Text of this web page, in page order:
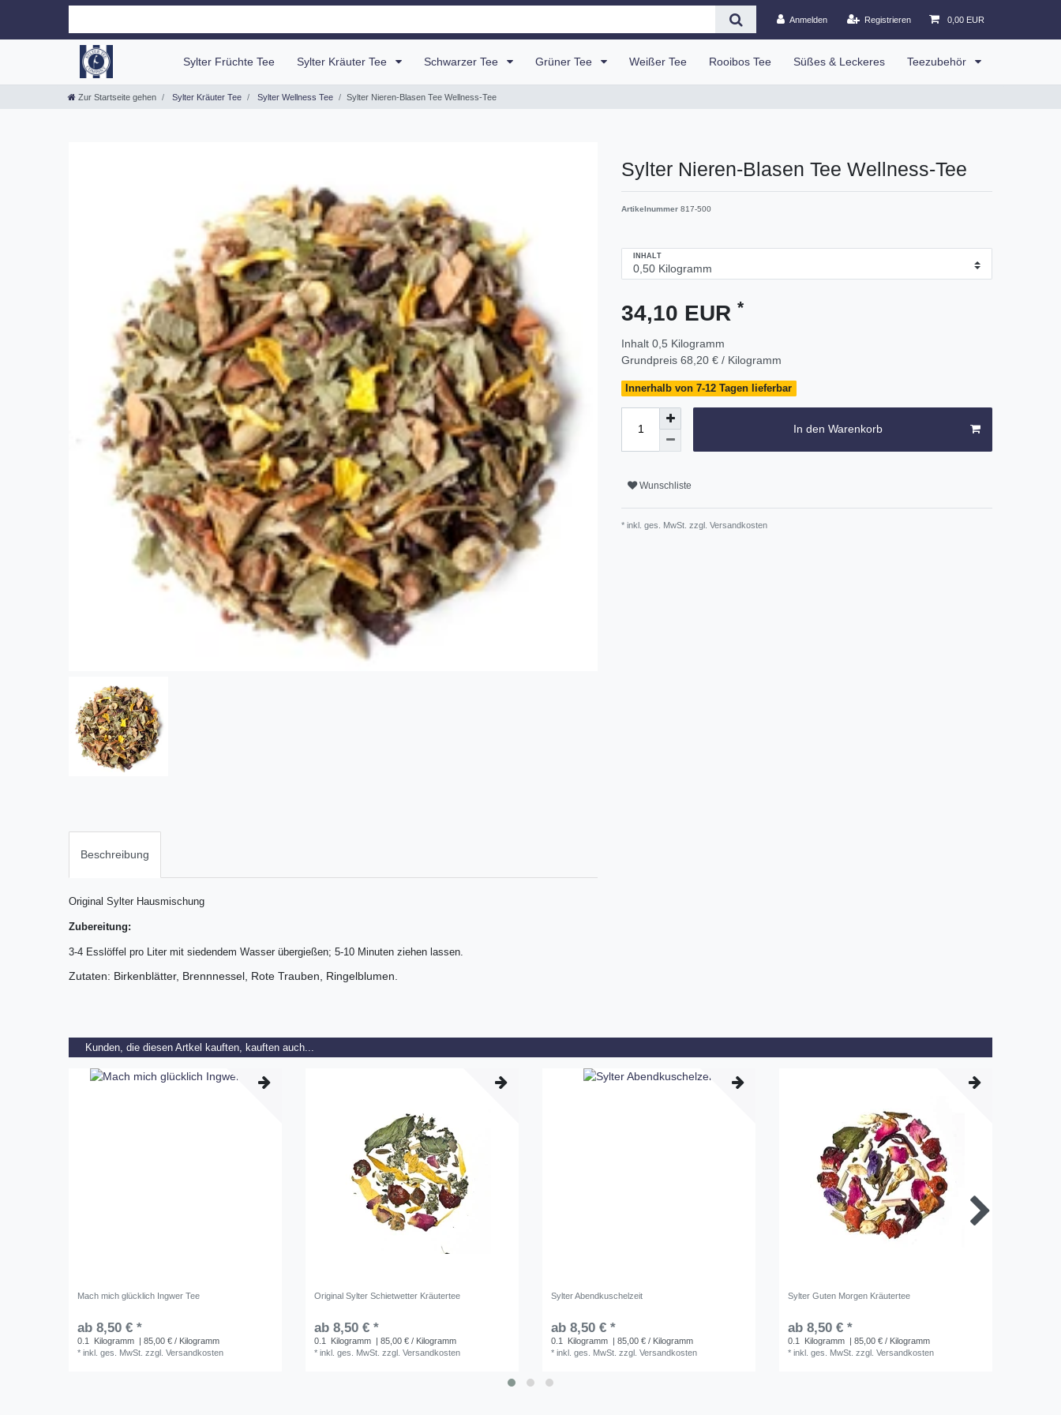
Anmelden Registrieren 0,00 EUR
Sylter Früchte Tee Sylter Kräuter Tee Schwarzer Tee Grüner Tee Weißer Tee Rooibos Tee Süßes & Leckeres Teezubehör
Zur Startseite gehen Sylter Kräuter Tee Sylter Wellness Tee Sylter Nieren-Blasen Tee Wellness-Tee
Sylter Nieren-Blasen Tee Wellness-Tee
Artikelnummer 817-500
INHALT
34,10 EUR *
Inhalt 0,5 Kilogramm
Grundpreis 68,20 € / Kilogramm
Innerhalb von 7-12 Tagen lieferbar
In den Warenkorb
Wunschliste
* inkl. ges. MwSt. zzgl. Versandkosten
Beschreibung
Original Sylter Hausmischung
Zubereitung:
3-4 Esslöffel pro Liter mit siedendem Wasser übergießen; 5-10 Minuten ziehen lassen.
Zutaten: Birkenblätter, Brennnessel, Rote Trauben, Ringelblumen.
Kunden, die diesen Artkel kauften, kauften auch...
Mach mich glücklich Ingwer Tee
ab 8,50 € *
0.1 Kilogramm | 85,00 € / Kilogramm
*inkl. ges. MwSt. zzgl.Versandkosten
Original Sylter Schietwetter Kräutertee
ab 8,50 € *
0.1 Kilogramm | 85,00 € / Kilogramm
*inkl. ges. MwSt. zzgl.Versandkosten
Sylter Abendkuschelzeit
ab 8,50 € *
0.1 Kilogramm | 85,00 € / Kilogramm
*inkl. ges. MwSt. zzgl.Versandkosten
Sylter Guten Morgen Kräutertee
ab 8,50 € *
0.1 Kilogramm | 85,00 € / Kilogramm
*inkl. ges. MwSt. zzgl.Versandkosten